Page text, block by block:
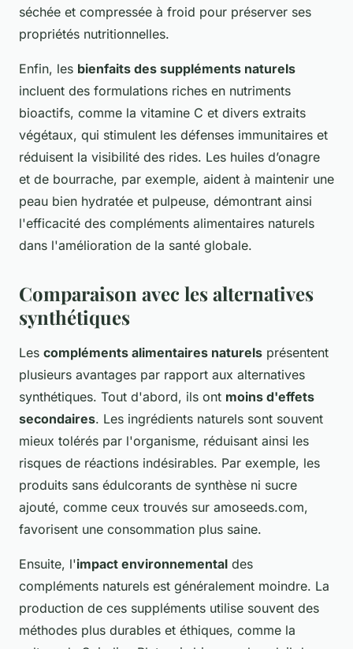
séchée et compressée à froid pour préserver ses
propriétés nutritionnelles.
Enfin, les bienfaits des suppléments naturels
incluent des formulations riches en nutriments
bioactifs, comme la vitamine C et divers extraits
végétaux, qui stimulent les défenses immunitaires et
réduisent la visibilité des rides. Les huiles d’onagre
et de bourrache, par exemple, aident à maintenir une
peau bien hydratée et pulpeuse, démontrant ainsi
l'efficacité des compléments alimentaires naturels
dans l'amélioration de la santé globale.
Comparaison avec les alternatives
synthétiques
Les compléments alimentaires naturels présentent
plusieurs avantages par rapport aux alternatives
synthétiques. Tout d'abord, ils ont moins d'effets
secondaires. Les ingrédients naturels sont souvent
mieux tolérés par l'organisme, réduisant ainsi les
risques de réactions indésirables. Par exemple, les
produits sans édulcorants de synthèse ni sucre
ajouté, comme ceux trouvés sur amoseeds.com,
favorisent une consommation plus saine.
Ensuite, l'impact environnemental des
compléments naturels est généralement moindre. La
production de ces suppléments utilise souvent des
méthodes plus durables et éthiques, comme la